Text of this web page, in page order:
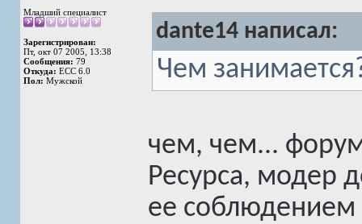
Младший специалист
Зарегистрирован:
Пт, окт 07 2005, 13:38
Сообщения: 79
Откуда: ECC 6.0
Пол: Мужской
dante14 написал:
Чем
чем, чем...
Ресурса, модер
ее соблюдением